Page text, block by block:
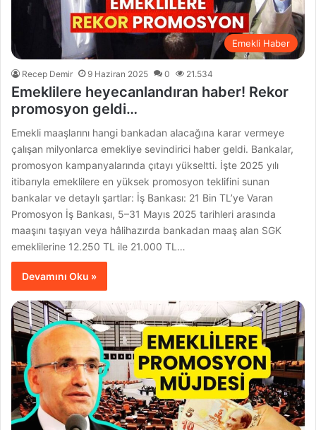
Emekli Haber
Recep Demir 9 Haziran 2025 0 21.534
Emeklilere heyecanlandıran haber! Rekor
promosyon geldi…
Emekli maaşlarını hangi bankadan alacağına karar vermeye
çalışan milyonlarca emekliye sevindirici haber geldi. Bankalar,
promosyon kampanyalarında çıtayı yükseltti. İşte 2025 yılı
itibarıyla emeklilere en yüksek promosyon teklifini sunan
bankalar ve detaylı şartlar: İş Bankası: 21 Bin TL’ye Varan
Promosyon İş Bankası, 5–31 Mayıs 2025 tarihleri arasında
maaşını taşıyan veya hâlihazırda bankadan maaş alan SGK
emeklilerine 12.250 TL ile 21.000 TL…
Devamını Oku »